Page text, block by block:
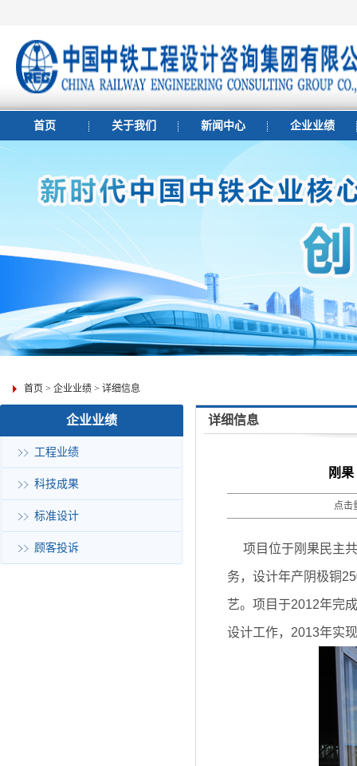
首页 关于我们 新闻中心 企业业绩
首页 > 企业业绩 > 详细信息
企业业绩
工程业绩
科技成果
标准设计
顾客投诉
详细信息
刚
点
项目位于刚果民主共
务，设计年产阴极铜
艺。项目于2012年完
设计工作，2013年实